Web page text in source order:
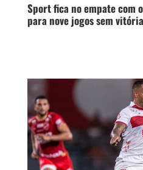
Sport fica no empate com
para nove jogos sem